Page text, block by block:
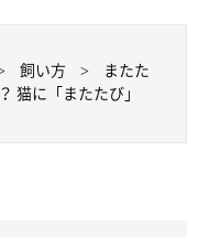
飼い方
またた
猫に「またたび」